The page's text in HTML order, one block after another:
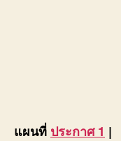
แผนที่ ประกาศ 1 |